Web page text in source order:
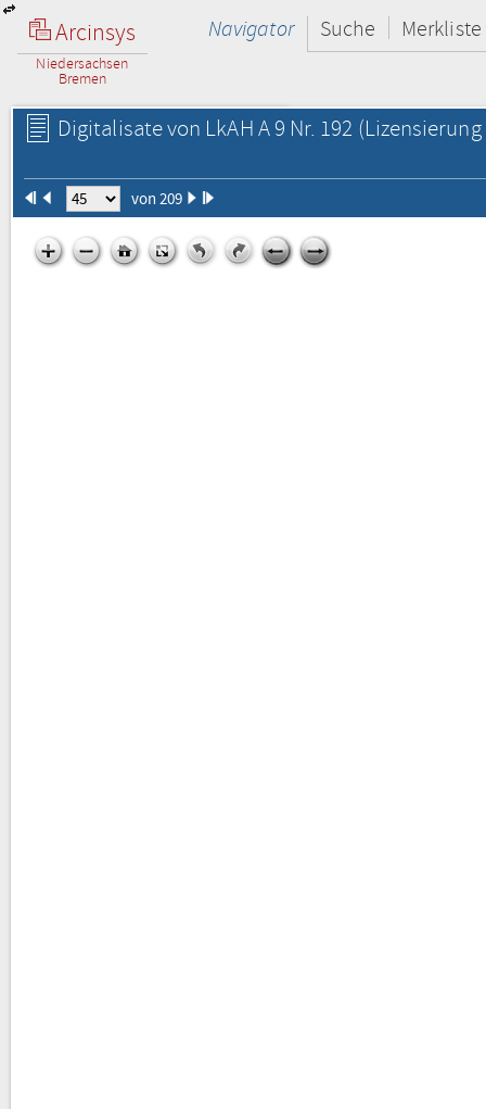
Arcinsys
Niedersachsen
Bremen
Navigator Suche Merkliste
Digitalisate von LkAH A 9 Nr. 192
von 209